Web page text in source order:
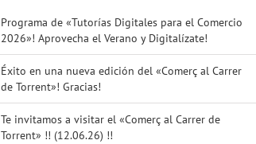
Programa de «Tutorías Digitales para el Comercio
2026»! Aprovecha el Verano y Digitalízate!
Éxito en una nueva edición del «Comerç al Carrer
de Torrent»! Gracias!
Te invitamos a visitar el «Comerç al Carrer de
Torrent» !! (12.06.26) !!